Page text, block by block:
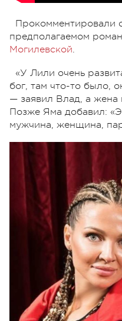
Прокомментировали
предполагаемом
Могилевской.
«У Лили очень
бог, там что-то было,
— заявил Влад, а жена
Позже Яма добавил: «
мужчина, женщина,